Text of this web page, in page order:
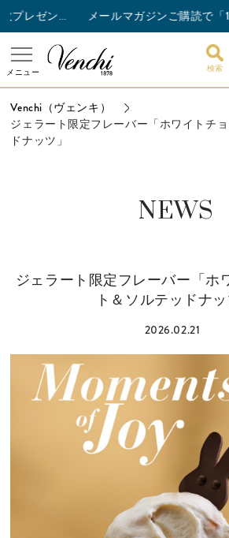
チョコレートバー3枚以上ご購入でスナックバーを1枚プレゼント！ メールマガジンご購読で「10
メニュー 検索
Venchi（ヴェンキ）
ジェラート限定フレーバー「ホワイトチ
ドナッツ」
NEWS
ジェラート限定フレーバー「ホ
ト＆ソルテッドナッ
2026.02.21